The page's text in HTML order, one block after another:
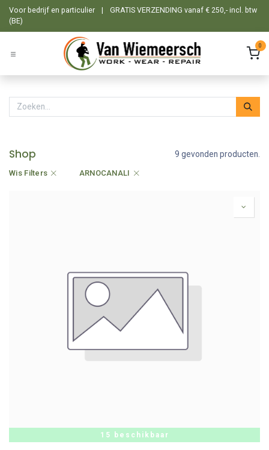
Overslaan naar inhoud
Voor bedrijf en particulier |
GRATIS VERZENDING vanaf € 250,- incl. btw
(BE)
0
Shop 9 gevonden producten.
Wis Filters ARNOCANALI
15 beschikbaar